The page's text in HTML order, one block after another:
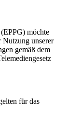
möchte
unserer
gemäß dem
für das